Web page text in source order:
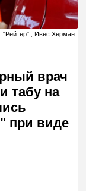
"Рейтер" , Ивес Херман
врач
табу на
при виде